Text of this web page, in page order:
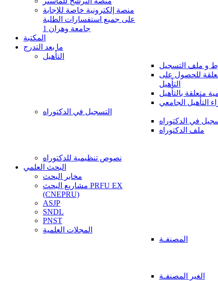
منصة إلكترونية خاصة للإجابة
على جميع استفسارات الطلبة
جامعة وهران 1
المكتبة
ما بعد التدرج
التأهيل
و ملف التسجيل
للحصول على
التأهيل
متعلقة بالتأهيل
التأهيل الجامعي
التسجيل في الدكتوراه
في الدكتوراه
ملف الدكتوراه
نصوص تنظيمية للدكتوراه
البحث العلمي
مخابر البحث
مشاريع البحث PRFU EX
(CNEPRU)
ASJP
SNDL
PNST
المجلات العلمية
المصنفـة
الغير المصنفـة